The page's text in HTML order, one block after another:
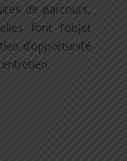
de parcours,
font l’objet
d’opportunité